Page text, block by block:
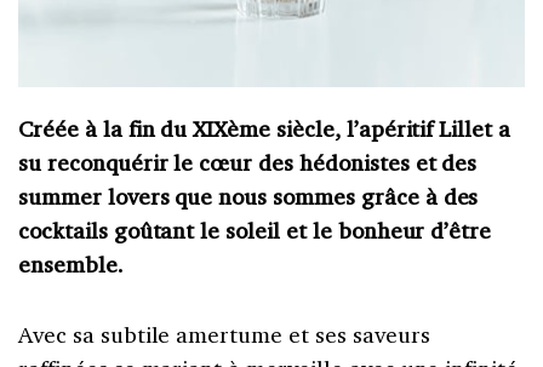
Créée à la fin du XIXème siècle, l’apéritif Lillet a
su reconquérir le cœur des hédonistes et des
summer lovers que nous sommes grâce à des
cocktails goûtant le soleil et le bonheur d’être
ensemble.
Avec sa subtile amertume et ses saveurs